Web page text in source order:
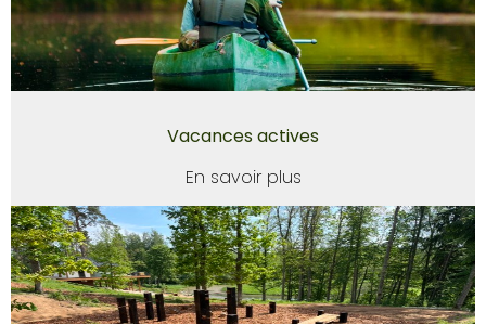
Vacances actives
En savoir plus